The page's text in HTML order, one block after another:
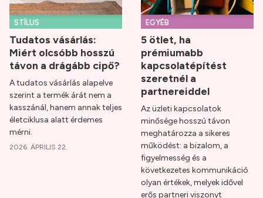
STÍLUS
Tudatos vásárlás:
Miért olcsóbb hosszú
távon a drágább cipő?
A tudatos vásárlás alapelve
szerint a termék árát nem a
kasszánál, hanem annak teljes
életciklusa alatt érdemes
mérni.
2026. ÁPRILIS 22.
EGYÉB
5 ötlet, ha
prémiumabb
kapcsolatépítést
szeretnél a
partnereiddel
Az üzleti kapcsolatok
minősége hosszú távon
meghatározza a sikeres
működést: a bizalom, a
figyelmesség és a
következetes kommunikáció
olyan értékek, melyek idővel
erős partneri viszonyt